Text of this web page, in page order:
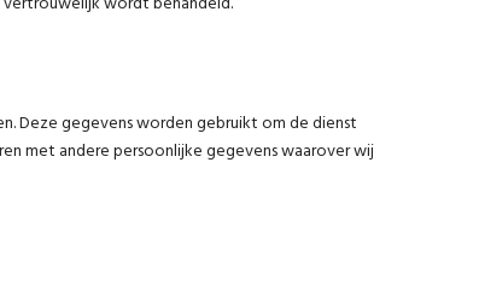
Deze gegevens worden gebruikt om de dienst
met andere persoonlijke gegevens waarover wij